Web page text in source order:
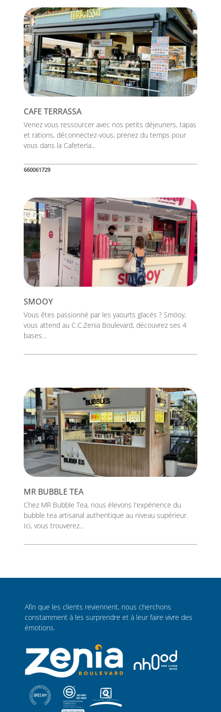
CAFE TERRASSA
Venez vous ressourcer avec nos petits déjeuners, tapas
et rations, déconnectez-vous, prenez du temps pour
vous dans la Cafetería...
660061729
SMOOY
Vous êtes passionné par les yaourts glacés ? Smöoy,
vous attend au C.C.Zenia Boulevard, découvrez ses 4
bases...
MR BUBBLE TEA
Chez MR Bubble Tea, nous élevons l'expérience du
bubble tea artisanal authentique au niveau supérieur.
Ici, vous trouverez...
Afin que les clients reviennent, nous cherchons
constamment à les surprendre et à leur faire vivre des
émotions.